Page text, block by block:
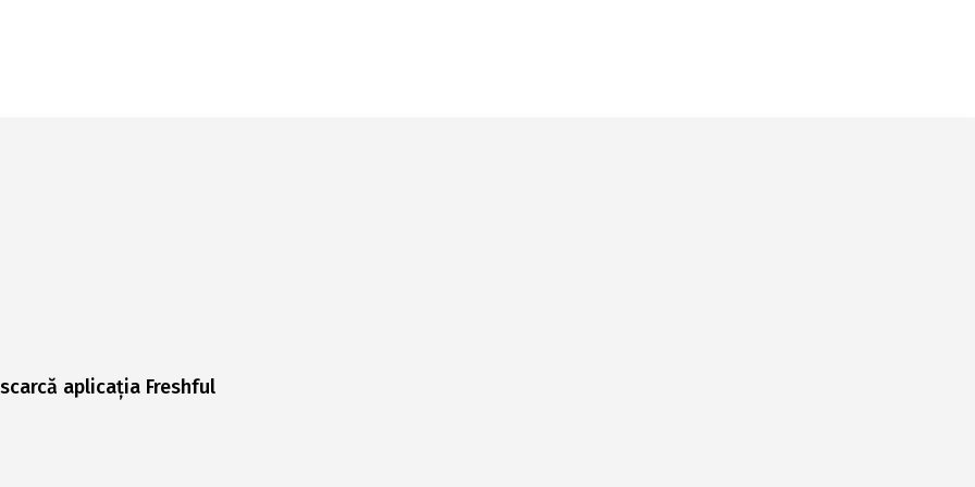
aplicația Freshful